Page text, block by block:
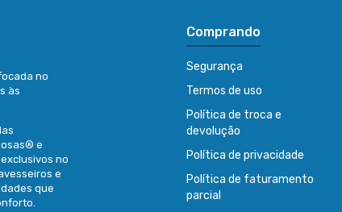
no
às
e
no
e
que
Comprando
Segurança
Termos de uso
Política de troca e
devolução
Política de privacidade
Política de faturamento
parcial